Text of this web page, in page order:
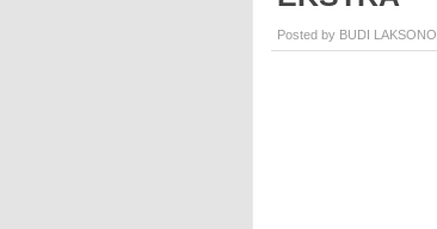
Posted by BUDI LAKSONO